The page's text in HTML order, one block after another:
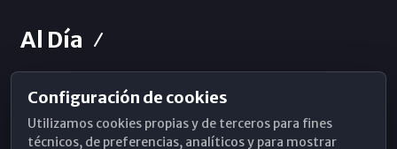
Al Día
Horarios de Misa
Hemeroteca
Configuración de cookies
Utilizamos cookies propias y de terceros para fines
técnicos, de preferencias, analíticos y para mostrar